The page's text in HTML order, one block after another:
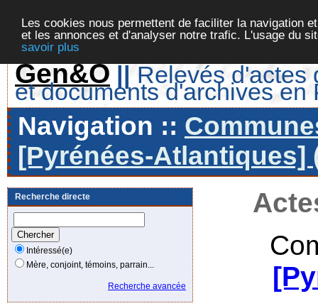
Les cookies nous permettent de faciliter la navigation
et les annonces et d'analyser notre trafic. L'usage du
savoir plus
Gen&O || Relevés d'actes
et documents d'archives en
Navigation ::
[Pyrénées-Atlantiques]
Recherche directe
Intéressé(e)
Mère, conjoint, témoins, parrain...
Recherche avancée